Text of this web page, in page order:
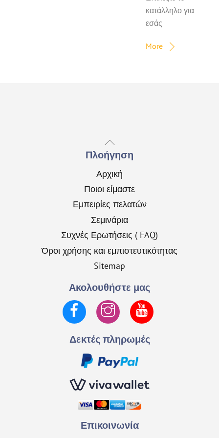
κατάλληλο για
εσάς
More
Back
To
Top
Πλοήγηση
Αρχική
Ποιοι είμαστε
Εμπειρίες πελατών
Σεμινάρια
Συχνές Ερωτήσεις ( FAQ)
Όροι χρήσης και εμπιστευτικότητας
Sitemap
Ακολουθήστε μας
Facebook Instagram
Δεκτές πληρωμές
Επικοινωνία